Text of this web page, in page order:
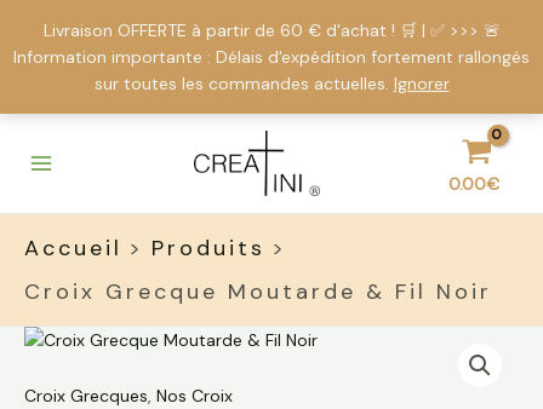
Livraison OFFERTE à partir de 60 € d'achat ! 🛒 | ✅ >>> 🚨
Information importante : Délais d'expédition fortement rallongés
sur toutes les commandes actuelles. Ignorer
Menu
0.00€
Accueil
Produits
Croix Grecque Moutarde & Fil Noir
Croix Grecques, Nos Croix
quantité
Croix